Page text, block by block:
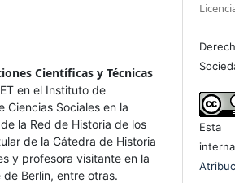
Científicas y Técnicas
en el Instituto de
Ciencias Sociales en la
la Red de Historia de los
de la Cátedra de Historia
y profesora visitante en la
Berlin, entre otras.
Esta